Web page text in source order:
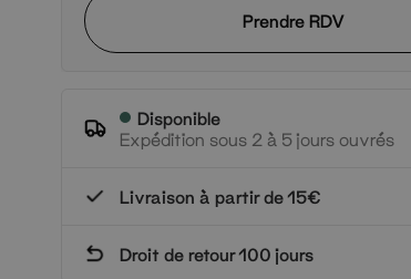
Prendre RDV
Disponible
Expédition sous 2 à 5 jours ouvrés
Livraison à partir de 15€
Droit de retour 100 jours